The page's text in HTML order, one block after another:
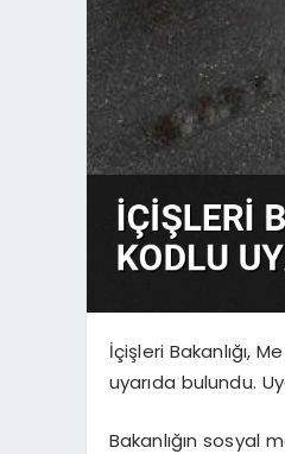
İçişleri Bakanlığı,
uyarıda bulundu.
Bakanlığın sosyal